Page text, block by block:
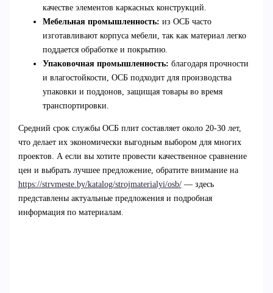
качестве элементов каркасных конструкций.
Мебельная промышленность: из ОСБ часто
изготавливают корпуса мебели, так как материал легко
поддается обработке и покрытию.
Упаковочная промышленность: благодаря прочности
и влагостойкости, ОСБ подходит для производства
упаковки и поддонов, защищая товары во время
транспортировки.
Средний срок службы ОСБ плит составляет около 20-30 лет,
что делает их экономически выгодным выбором для многих
проектов. А если вы хотите провести качественное сравнение
цен и выбрать лучшее предложение, обратите внимание на
https://strvmeste.by/katalog/strojmaterialyi/osb/— здесь
представлены актуальные предложения и подробная
информация по материалам.